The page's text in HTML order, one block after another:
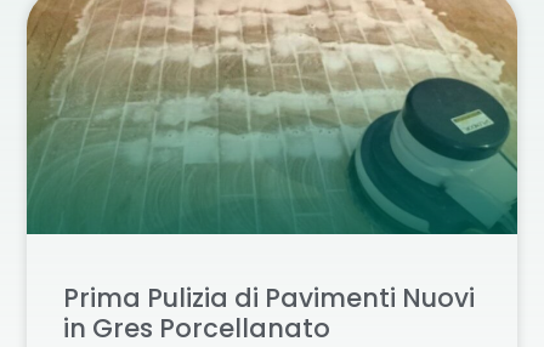
Prima Pulizia di Pavimenti Nuovi
in Gres Porcellanato